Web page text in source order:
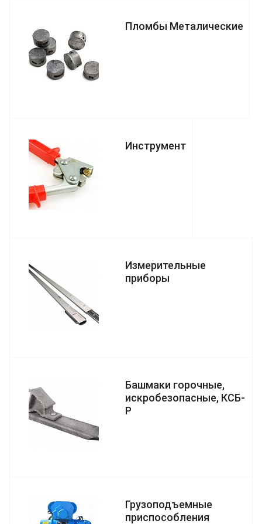
Пломбы Металические
Инструмент
Измерительные
приборы
Башмаки горочные,
искробезопасные, КСБ-
Р
Грузоподъемные
приспособления